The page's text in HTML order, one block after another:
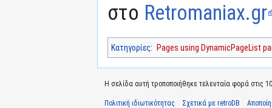
στο Retromaniax.gr
Κατηγορίες: Pages using DynamicPageList
Η σελίδα αυτή τροποποιήθηκε τελευταία φορά στις
Πολιτική ιδιωτικότητας Σχετικά με retroDB